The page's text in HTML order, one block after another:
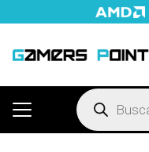
Búsqueda
de
productos